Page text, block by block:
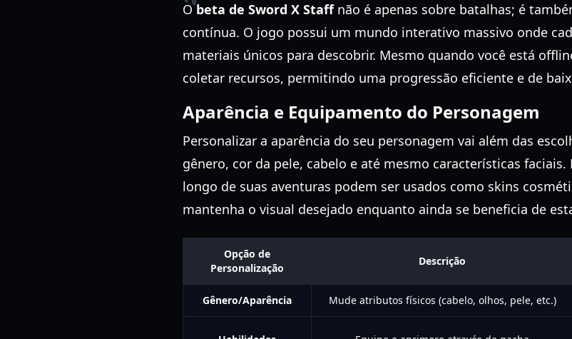
Obeta de Sword X Staffnão é apenas sobre batalhas; é
contínua. O jogo possui um mundo interativo massivo onde
materiais únicos para descobrir. Mesmo quando você está
coletar recursos, permitindo uma progressão eficiente e de
Aparência e Equipamento do Personagem
Personalizar a aparência do seu personagem vai além das
gênero, cor da pele, cabelo e até mesmo características
longo de suas aventuras podem ser usados como skins
mantenha o visual desejado enquanto ainda se beneficia de
Opção de
Personalização
Descrição
Gênero/Aparência Mude atributos físicos (cabelo, olhos, pele, etc.)